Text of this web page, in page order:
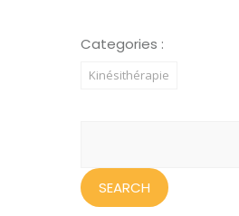
Categories :
Kinésithérapie